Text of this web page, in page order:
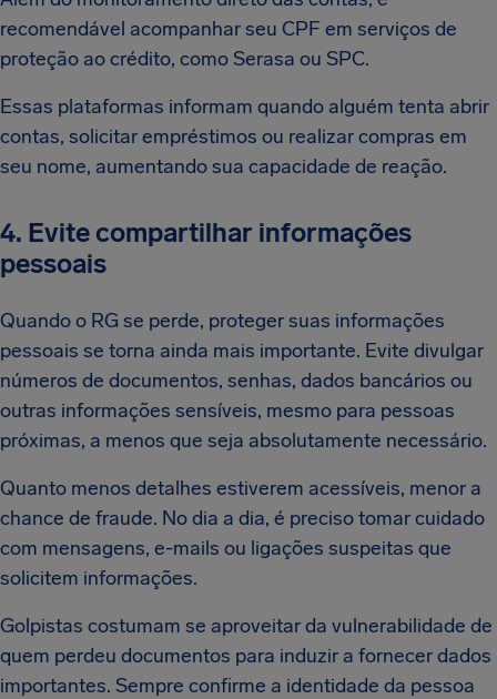
recomendável acompanhar seu CPF em serviços de
proteção ao crédito, como Serasa ou SPC.
Essas plataformas informam quando alguém tenta abrir
contas, solicitar empréstimos ou realizar compras em
seu nome, aumentando sua capacidade de reação.
4. Evite compartilhar informações
pessoais
Quando o RG se perde, proteger suas informações
pessoais se torna ainda mais importante. Evite divulgar
números de documentos, senhas, dados bancários ou
outras informações sensíveis, mesmo para pessoas
próximas, a menos que seja absolutamente necessário.
Quanto menos detalhes estiverem acessíveis, menor a
chance de fraude. No dia a dia, é preciso tomar cuidado
com mensagens, e-mails ou ligações suspeitas que
solicitem informações.
Golpistas costumam se aproveitar da vulnerabilidade de
quem perdeu documentos para induzir a fornecer dados
importantes. Sempre confirme a identidade da pessoa